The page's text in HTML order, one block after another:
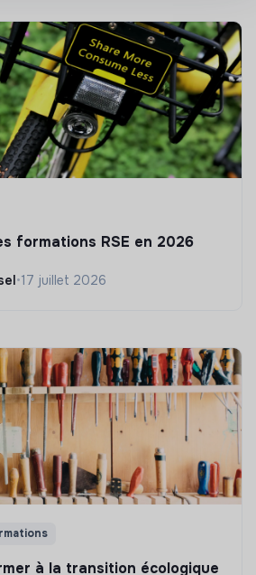
formations RSE en 2026
•17 juillet 2026
à la transition écologique